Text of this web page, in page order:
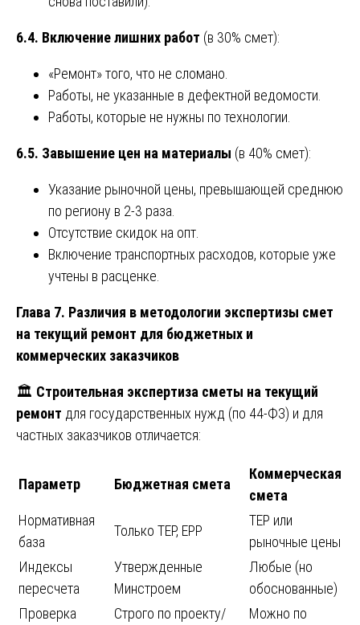
6.4. Включение лишних работ (в 30% смет):
«Ремонт» того, что не сломано.
Работы, не указанные в дефектной ведомости.
Работы, которые не нужны по технологии.
6.5. Завышение цен на материалы (в 40% смет):
Указание рыночной цены, превышающей среднюю
по региону в 2-3 раза.
Отсутствие скидок на опт.
Включение транспортных расходов, которые уже
учтены в расценке.
Глава 7. Различия в методологии экспертизы смет
на текущий ремонт для бюджетных и
коммерческих заказчиков
🏛️ Строительная экспертиза сметы на текущий
ремонт для государственных нужд (по 44-ФЗ) и для
частных заказчиков отличается:
Параметр Бюджетная смета
Коммерческая
смета
Нормативная
база
Только ТЕР, ЕРР
ТЕР или
рыночные цены
Индексы
пересчета
Утвержденные
Минстроем
Любые (но
обоснованные)
Проверка
Строго по проекту/
Можно по